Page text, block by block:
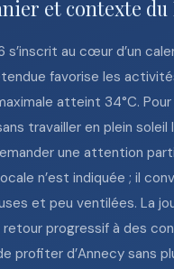
et contexte
s’inscrit au cœur d’un
favorise les
atteint 34°C.
travailler en plein
une attention
n’est indiquée ; il
et peu ventilées. La
retour progressif à des
profiter d’Annecy sans